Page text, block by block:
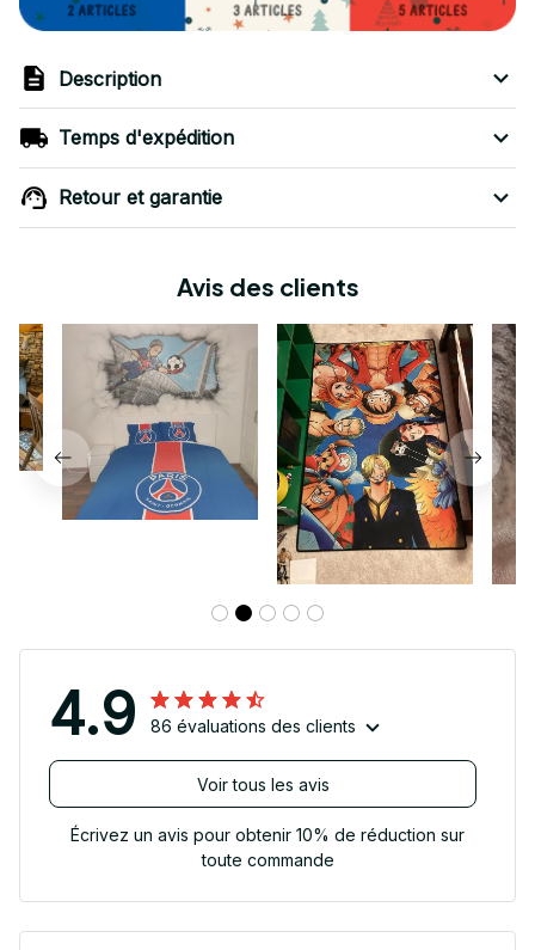
Description
Temps d'expédition
Retour et garantie
Avis des clients
4.9 86 évaluations des clients
Voir tous les avis
Écrivez un avis pour obtenir 10% de réduction sur
toute commande